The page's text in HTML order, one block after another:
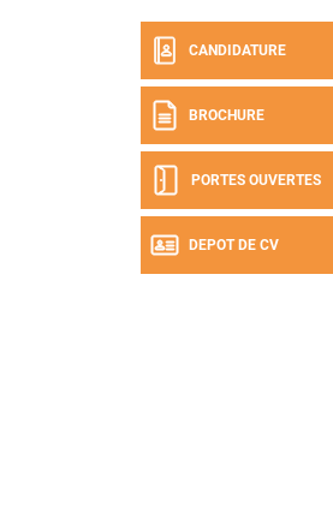
CANDIDATURE
BROCHURE
PORTES OUVERTES
DEPOT DE CV